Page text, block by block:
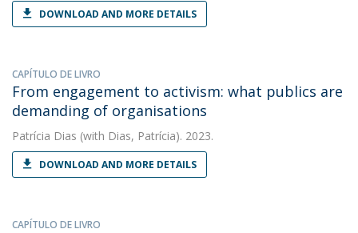
DOWNLOAD AND MORE DETAILS
CAPÍTULO DE LIVRO
From engagement to activism: what publics are
demanding of organisations
Patrícia Dias (with Dias, Patrícia). 2023.
DOWNLOAD AND MORE DETAILS
CAPÍTULO DE LIVRO